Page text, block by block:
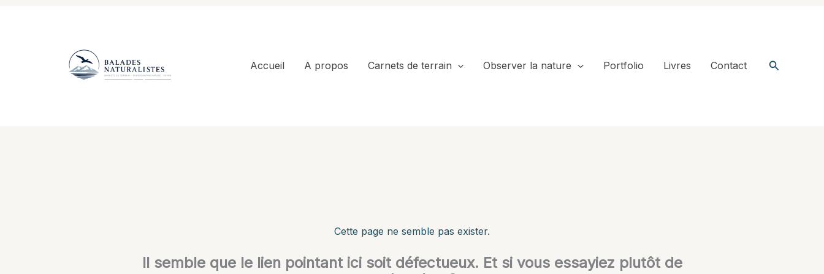
Accueil
A propos Carnets de terrain Observer la nature Portfolio Livres Contact
Cette page ne semble pas exister.
Il semble que le lien pointant ici soit défectueux. Et si vous essayiez plutôt de